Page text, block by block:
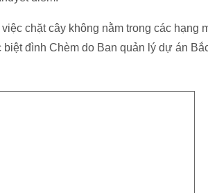
chặt cây không nằm trong các hạng
đình Chèm do Ban quản lý dự án